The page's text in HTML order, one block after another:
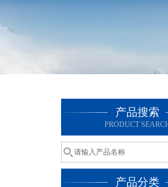
产品搜索
PRODUCT
产品分类